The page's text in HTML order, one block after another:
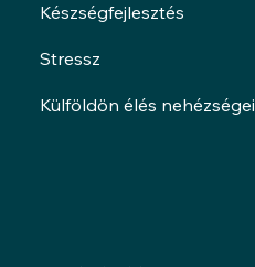
Készségfejlesztés
Stressz
Külföldön élés nehézségei